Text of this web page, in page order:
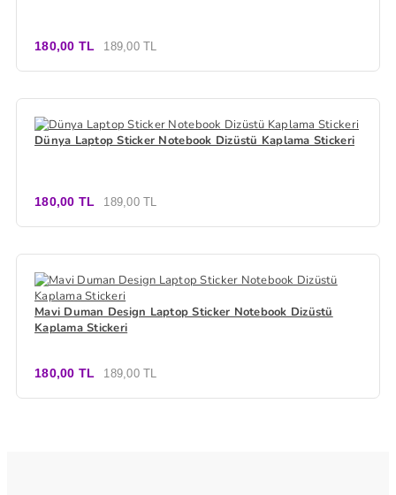
180,00 TL 189,00 TL
Dünya Laptop Sticker Notebook Dizüstü Kaplama Stickeri
180,00 TL 189,00 TL
Mavi Duman Design Laptop Sticker Notebook Dizüstü
Kaplama Stickeri
180,00 TL 189,00 TL